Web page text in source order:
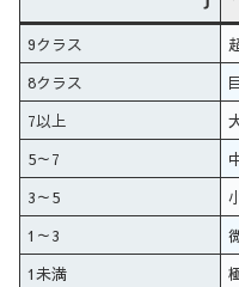
9クラス
8クラス
7以上
5～7
3～5
1～3
1未満